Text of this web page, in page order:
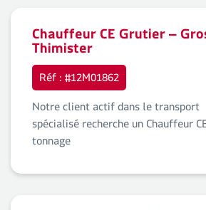
Chauffeur CE Grutier –
Thimister
Réf : #12M01862
Notre client actif dans le transport
spécialisé recherche un Chauffeur
tonnage